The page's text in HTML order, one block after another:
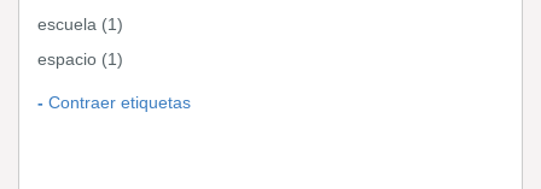
escuela (1)
espacio (1)
Contraer etiquetas